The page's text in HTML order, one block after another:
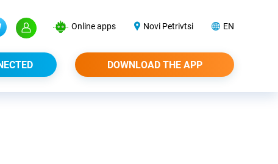
Online apps Novi Petrivtsi EN
DOWNLOAD THE APP